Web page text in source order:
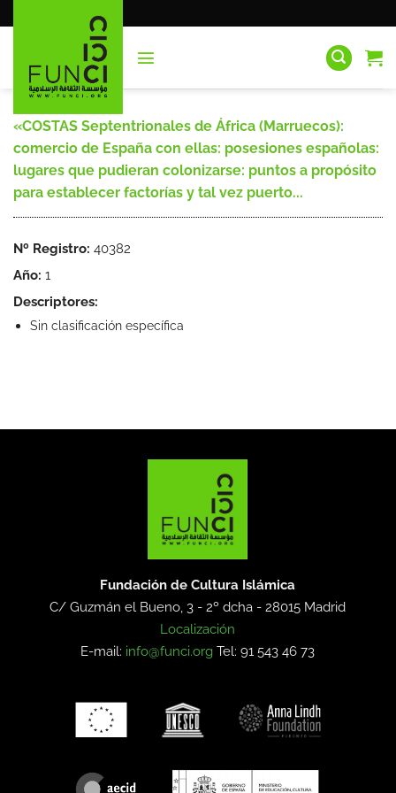
al
«COSTAS Septentrionales de África (Marruecos):
comercio de España con ellas: posesiones españolas:
lugares que pudieran colonizarse: puntos a propósito
para establecer factorías y tal vez puerto...
Nº Registro: 40382
Año: 1
Descriptores:
Sin clasificación específica
Fundación de Cultura Islámica
C/ Guzmán el Bueno, 3 - 2º dcha -28015 Madrid
Localización
E-mail: info@funci.org Tel: 91 543 46 73